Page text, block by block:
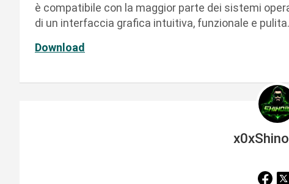
è compatibile con la maggior parte dei sistemi
di un interfaccia grafica intuitiva, funzionale e
Download